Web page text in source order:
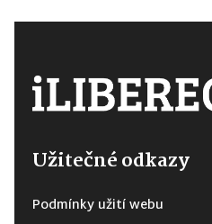
Užitečné odkazy
Podmínky užití webu